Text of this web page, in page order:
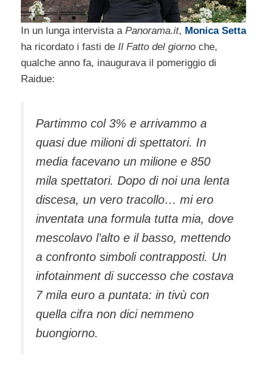
In un lunga intervista a Panorama.it, Monica Setta
ha ricordato i fasti de Il Fatto del giorno che,
qualche anno fa, inaugurava il pomeriggio di
Raidue:
Partimmo col 3% e arrivammo a
quasi due milioni di spettatori. In
media facevano un milione e 850
mila spettatori. Dopo di noi una lenta
discesa, un vero tracollo… mi ero
inventata una formula tutta mia, dove
mescolavo l’alto e il basso, mettendo
a confronto simboli contrapposti. Un
infotainment di successo che costava
7 mila euro a puntata: in tivù con
quella cifra non dici nemmeno
buongiorno.